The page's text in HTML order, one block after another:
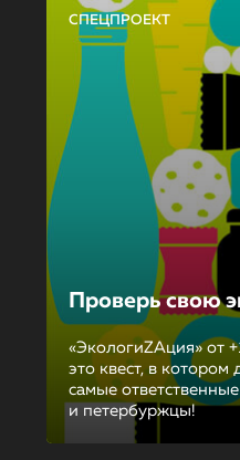
СПЕЦПРОЕКТ
Проверь свою
«ЭкологиZAция» от
это квест, в
самые
и петербуржцы!